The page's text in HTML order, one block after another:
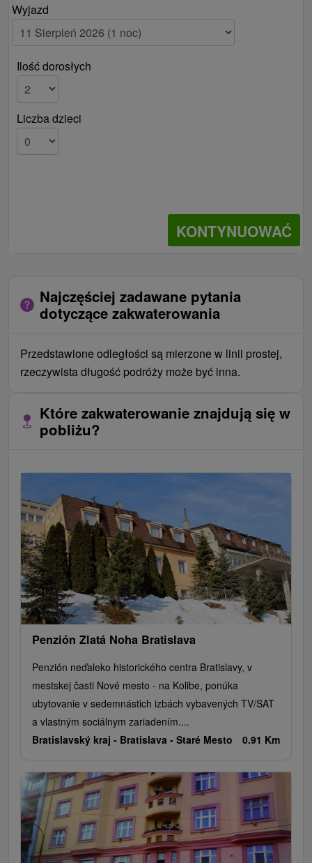
Wyjazd
Ilość dorosłych
Liczba dzieci
KONTYNUOWAĆ
Najczęściej zadawane pytania
dotyczące zakwaterowania
Przedstawione odległości są mierzone w linii prostej,
rzeczywista długość podróży może być inna.
Które zakwaterowanie znajdują się w
pobliżu?
Penzión Zlatá Noha Bratislava
Penzión neďaleko historického centra Bratislavy, v
mestskej časti Nové mesto - na Kolibe, ponúka
ubytovanie v sedemnástich izbách vybavených TV/SAT
a vlastným sociálnym zariadením....
Bratislavský kraj - Bratislava - Staré Mesto 0.91 Km